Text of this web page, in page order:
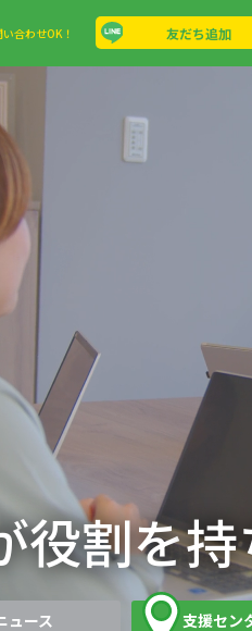
合わせOK！ 友だち追加
役割を
ュース 支援セン